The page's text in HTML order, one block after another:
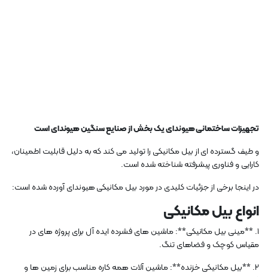
تجهیزات ساختمانی هیوندای یک بخش از صنایع سنگین هیوندای است
و طیف گسترده ای از بیل مکانیکی را تولید می کند که به دلیل قابلیت اطمینان،
کارایی و فناوری پیشرفته شناخته شده است.
در اینجا برخی از جزئیات کلیدی در مورد بیل مکانیکی هیوندای آورده شده است:
انواع بیل مکانیکی
1. **مینی بیل مکانیکی**: ماشین های فشرده ایده آل برای پروژه های در
مقیاس کوچک و فضاهای تنگ.
2. **بیل مکانیکی خزنده**: ماشین آلات همه کاره مناسب برای زمین ها و